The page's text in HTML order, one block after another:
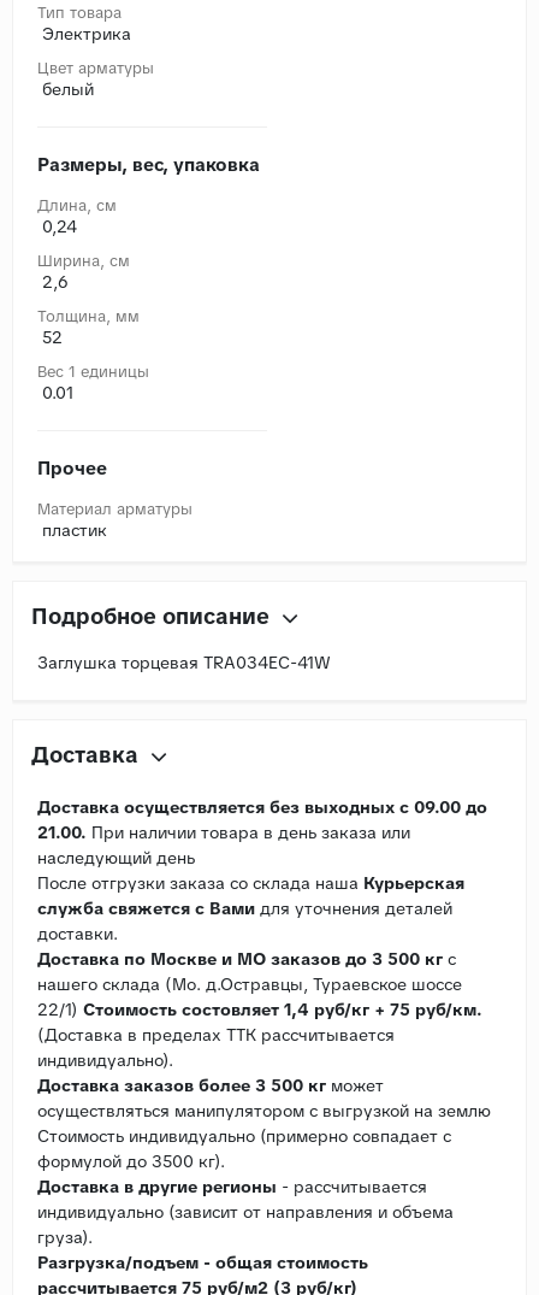
Тип товара
Электрика
Цвет арматуры
белый
Размеры, вес, упаковка
Длина, cм
0,24
Ширина, cм
2,6
Толщина, мм
52
Вес 1 единицы
0.01
Прочее
Материал арматуры
пластик
Подробное описание
Заглушка торцевая TRA034EC-41W
Доставка
Доставка осуществляется без выходных с 09.00 до
21.00. При наличии товара в день заказа или
наследующий день
После отгрузки заказа со склада наша Курьерская
служба свяжется с Вами для уточнения деталей
доставки.
Доставка по Москве и МО заказов до 3 500 кг с
нашего склада (Мо. д.Остравцы, Тураевское шоссе
22/1) Стоимость состовляет 1,4 руб/кг + 75 руб/км.
(Доставка в пределах ТТК рассчитывается
индивидуально).
Доставка заказов более 3 500 кг может
осуществляться манипулятором с выгрузкой на землю
Стоимость индивидуально (примерно совпадает с
формулой до 3500 кг).
Доставка в другие регионы - рассчитывается
индивидуально (зависит от направления и объема
груза).
Разгрузка/подъем - общая стоимость
рассчитывается 75 руб/м2 (3 руб/кг)